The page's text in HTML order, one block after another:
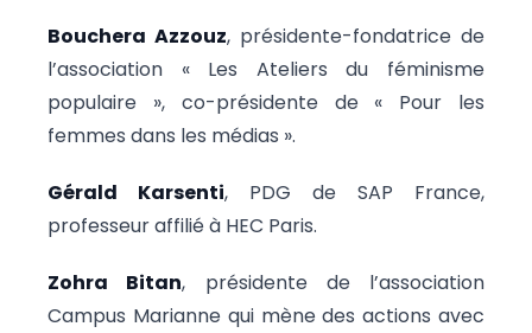
Bouchera Azzouz, présidente-fondatrice de
l’association « Les Ateliers du féminisme
populaire », co-présidente de « Pour les
femmes dans les médias ».
Gérald Karsenti, PDG de SAP France,
professeur affilié à HEC Paris.
Zohra Bitan, présidente de l’association
Campus Marianne qui mène des actions avec